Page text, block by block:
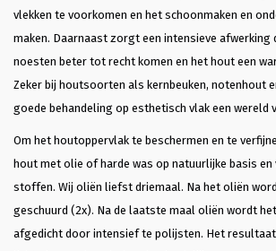
vlekken te voorkomen en het schoonmaken en
maken. Daarnaast zorgt een intensieve afwerking
noesten beter tot recht komen en het hout een
Zeker bij houtsoorten als kernbeuken, notenhout
goede behandeling op esthetisch vlak een wereld
Om het houtoppervlak te beschermen en te
hout met olie of harde was op natuurlijke basis en
stoffen. Wij oliën liefst driemaal. Na het oliën
geschuurd (2x). Na de laatste maal oliën wordt
afgedicht door intensief te polijsten. Het resultaat